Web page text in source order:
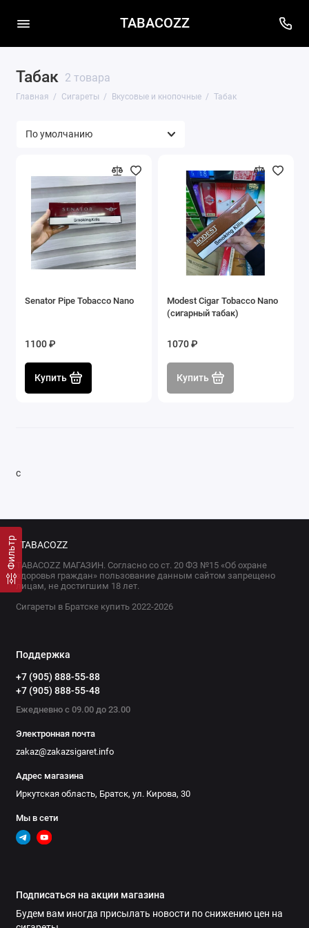
TABACOZZ
Табак 2 товара
Главная Сигареты Вкусовые и кнопочные Табак
Фильтр
Senator Pipe Tobacco Nano
1100 ₽
Купить
Modest Cigar Tobacco Nano
(сигарный табак)
1070 ₽
Купить
с
TABACOZZ
TABACOZZ МАГАЗИН. Согласно со ст. 20 ФЗ №15 «Об охране
здоровья граждан» пользование данным сайтом запрещено
лицам, не достигшим 18 лет.
Сигареты в Братске купить 2022-2026
Поддержка
+7 (905) 888-55-88
+7 (905) 888-55-48
Ежедневно с 09.00 до 23.00
Электронная почта
zakaz@zakazsigaret.info
Адрес магазина
Иркутская область, Братск, ул. Кирова, 30
Мы в сети
Подписаться на акции магазина
Будем вам иногда присылать новости по снижению цен на